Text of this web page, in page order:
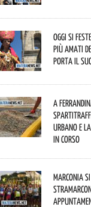
Oggi si
più amati
porta il
A
urbano e
in corso
Marconia